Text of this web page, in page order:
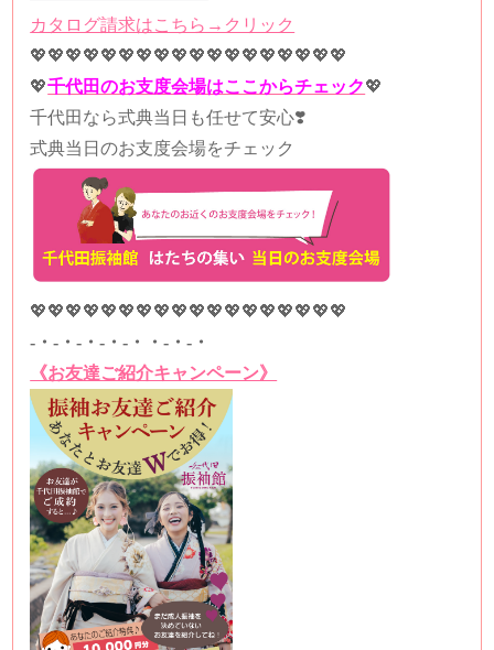
カタログ請求はこちら→クリック
💖💖💖💖💖💖💖💖💖💖💖💖💖💖💖💖💖💖
💖千代田のお支度会場はここからチェック💖
千代田なら式典当日も任せて安心❣️
式典当日のお支度会場をチェック
💖💖💖💖💖💖💖💖💖💖💖💖💖💖💖💖💖💖
-・-・-・-・-・・-・-・
《お友達ご紹介キャンペーン》